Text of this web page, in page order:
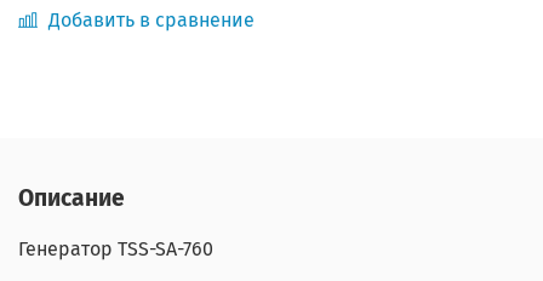
Добавить в сравнение
Описание
Генератор TSS-SA-760